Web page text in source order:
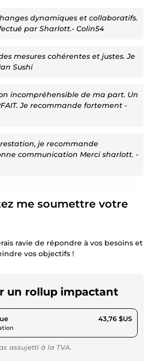
dynamiques et collaboratifs.
par Sharlott.- Colin54
mesures cohérentes et justes. Je
Sushi
incompréhensible de ma part. Un
Je recommande fortement -
je recommande
communication Merci sharlott. -
me soumettre votre
ravie de répondre à vos besoins et
vos objectifs !
un rollup impactant
pour 40,33 $US 43,76 $US
assujetti à la TVA.